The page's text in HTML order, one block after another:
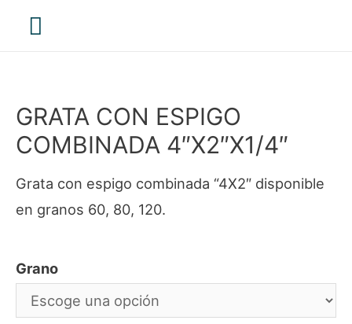
Menú
GRATA CON ESPIGO
COMBINADA 4″X2″X1/4″
Grata con espigo combinada “4X2″ disponible
en granos 60, 80, 120.
Grano